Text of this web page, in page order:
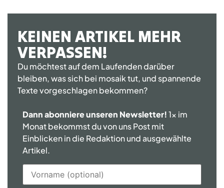
KEINEN ARTIKEL MEHR
VERPASSEN!
Du möchtest auf dem Laufenden darüber
bleiben, was sich bei mosaik tut, und spannende
Texte vorgeschlagen bekommen?
Dann abonniere unseren Newsletter!1x im
Monat bekommst du von uns Post mit
Einblicken in die Redaktion und ausgewählte
Artikel.